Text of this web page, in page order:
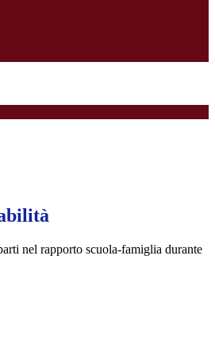
nel rapporto scuola-famiglia durante